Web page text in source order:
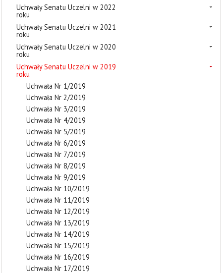
Uchwały Senatu Uczelni w 2022
roku
Uchwały Senatu Uczelni w 2021
roku
Uchwały Senatu Uczelni w 2020
roku
Uchwały Senatu Uczelni w 2019
roku
Uchwała Nr 1/2019
Uchwała Nr 2/2019
Uchwała Nr 3/2019
Uchwała Nr 4/2019
Uchwała Nr 5/2019
Uchwała Nr 6/2019
Uchwała Nr 7/2019
Uchwała Nr 8/2019
Uchwała Nr 9/2019
Uchwała Nr 10/2019
Uchwała Nr 11/2019
Uchwała Nr 12/2019
Uchwała Nr 13/2019
Uchwała Nr 14/2019
Uchwała Nr 15/2019
Uchwała Nr 16/2019
Uchwała Nr 17/2019